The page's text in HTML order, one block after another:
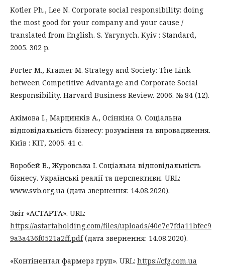
Kotler Ph., Lee N. Corporate social responsibility: doing
the most good for your company and your cause /
translated from English. S. Yarynych. Kyiv : Standard,
2005. 302 p.
Porter M., Kramer M. Strategy and Society: The Link
between Competitive Advantage and Corporate Social
Responsibility. Harvard Business Review. 2006. № 84 (12).
Акімова І., Марцинків А., Осінкіна О. Соціальна
відповідальність бізнесу: розуміння та впровадження.
Київ : КІТ, 2005. 41 с.
Воробей В., Журовська І. Соціальна відповідальність
бізнесу. Українські реалії та перспективи. URL:
www.svb.org.ua (дата звернення: 14.08.2020).
Звіт «АСТАРТА». URL:
https://astartaholding.com/files/uploads/40e7e7fda11bfec9
9a3a436f0521a2ff.pdf(дата звернення: 14.08.2020).
«Контінентал фармерз груп». URL: https://cfg.com.ua